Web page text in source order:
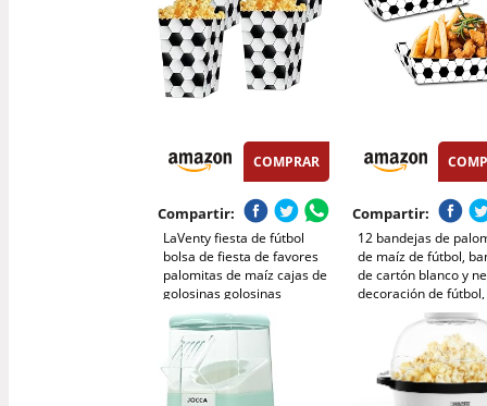
COMPRAR
Compartir:
LaVenty fiesta de fútbol
bolsa de fiesta de favores
palomitas de maíz cajas de
golosinas golosinas
suministros para bloques
decoración de la fiesta de
cumpleaños
Compartir:
12 bandejas de
de maíz de fútbol,
de cartón blanco y
decoración de fútbol,
decoración de
para niños, para
organizador de
regalo de fiesta de